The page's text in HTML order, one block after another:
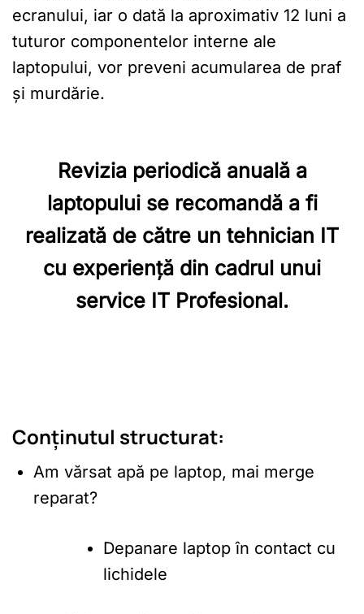
ecranului, iar o dată la aproximativ 12 luni a
tuturor componentelor interne ale
laptopului, vor preveni acumularea de praf
și murdărie.
Revizia periodică anuală a
laptopului se recomandă a fi
realizată de către un tehnician IT
cu experiență din cadrul unui
service IT Profesional.
Conținutul structurat:
Am vărsat apă pe laptop, mai merge
reparat?
Depanare laptop în contact cu
lichidele